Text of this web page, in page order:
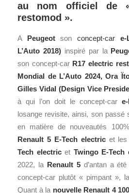
au nom officiel de
restomod ».
A Peugeotsonconcept-car
e-
L’Auto 2018)inspiré par la
son concept-car R17 electric
Mondial de L’Auto 2024, Ora
Gilles Vidal (Design Vice
à qui l’on doit le concept-car
losange revisite, ainsi, son passé
en matière de nouveautés
Renault 5 E-Tech electric et les
Tech electricet Twingo E-Tech
2022, la Renault 5d’antan a
concept-car plutôt « pimpant », la
Quant à la nouvelle Renault 4